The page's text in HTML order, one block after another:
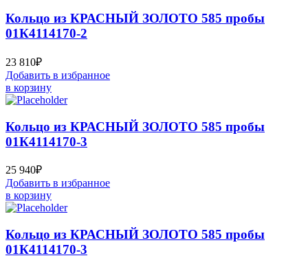
Кольцо из КРАСНЫЙ ЗОЛОТО 585 пробы
01К4114170-2
23 810₽
Добавить в избранное
в корзину
Кольцо из КРАСНЫЙ ЗОЛОТО 585 пробы
01К4114170-3
25 940₽
Добавить в избранное
в корзину
Кольцо из КРАСНЫЙ ЗОЛОТО 585 пробы
01К4114170-3